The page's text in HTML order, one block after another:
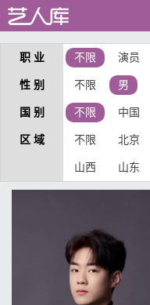
职 业 不限 演员
性 别 不限 男
国 别 不限 中国
区 域 不限 北京
山西 山东